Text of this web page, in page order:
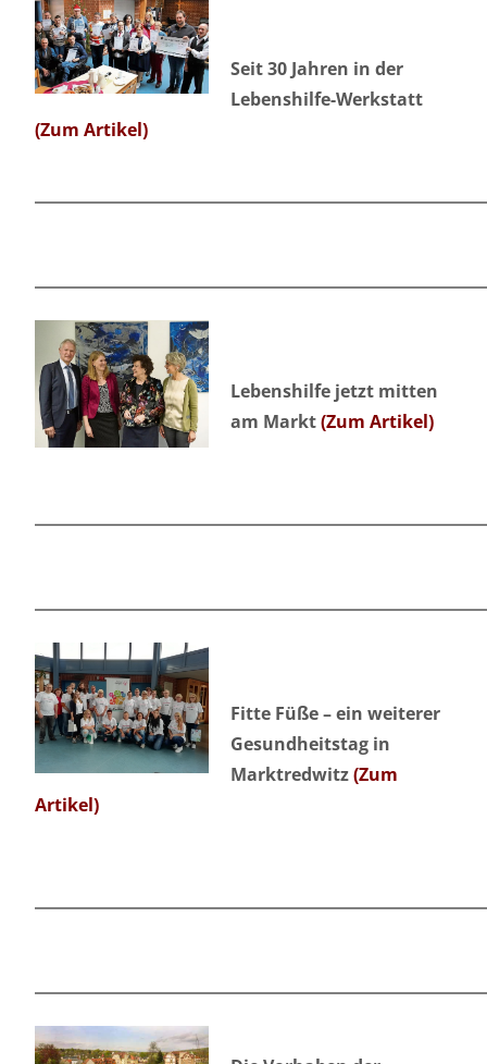
Seit 30 Jahren in der
Lebenshilfe-Werkstatt
(Zum Artikel)
Lebenshilfe jetzt mitten
am Markt(Zum Artikel)
Fitte Füße – ein weiterer
Gesundheitstag in
Marktredwitz(Zum
Artikel)